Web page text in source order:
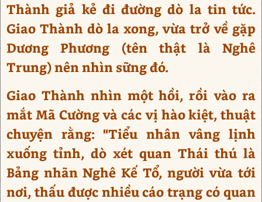
Thành giả kẻ đi đường dò la tin tức.
Giao Thành dò la xong, vừa trở về gặp
Dương Phương (tên thật là Nghê
Trung) nên nhìn sững đó.
Giao Thành nhìn một hồi, rồi vào ra
mắt Mã Cường và các vị hào kiệt, thuật
chuyện rằng: "Tiểu nhân vâng lịnh
xuống tỉnh, dò xét quan Thái thú là
Bảng nhãn Nghê Kế Tổ, người vừa tới
nơi, thấu được nhiều cáo trạng có quan